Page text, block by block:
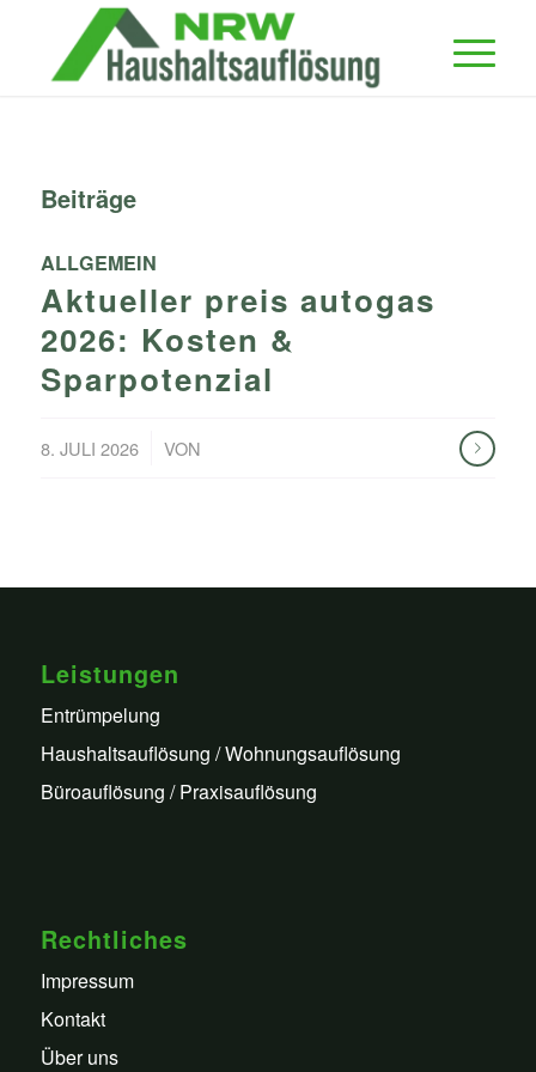
Beiträge
ALLGEMEIN
Aktueller preis autogas
2026: Kosten &
Sparpotenzial
8. JULI 2026 VON
Leistungen
Entrümpelung
Haushaltsauflösung / Wohnungsauflösung
Büroauflösung / Praxisauflösung
Rechtliches
Impressum
Kontakt
Über uns